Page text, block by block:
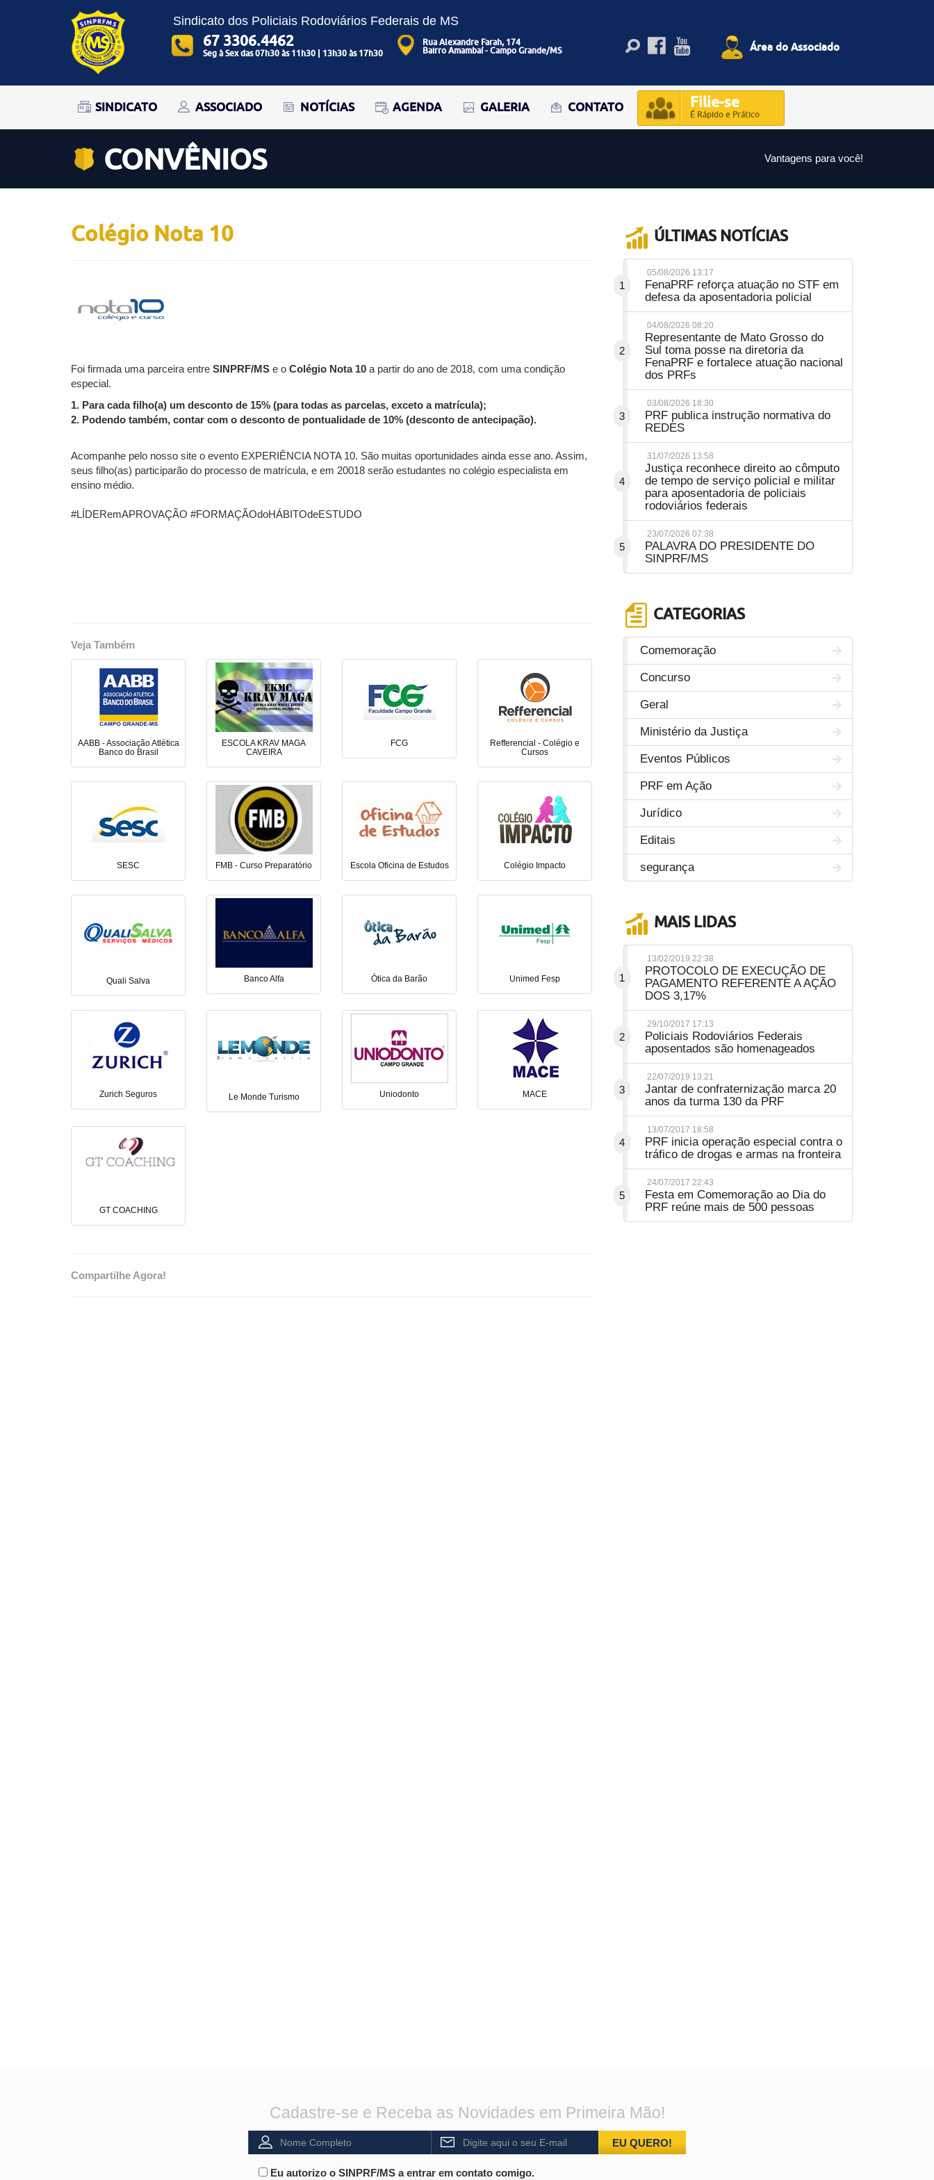
Sindicato dos Policiais Rodoviários Federais de MS
67 3306.4462
Seg à Sex das 07h30 às 11h30 | 13h30 às 17h30
Rua Alexandre Farah, 174
Bairro Amambaí - Campo Grande/MS
Área do Associado
SINDICATO ASSOCIADO NOTÍCIAS AGENDA GALERIA CONTATO Filie-se
É Rápido e Prático
CONVÊNIOS Vantagens para você!
Colégio Nota 10
Foi firmada uma parceira entre SINPRF/MS e o Colégio Nota 10 a partir do ano de 2018, com uma condição
especial.
1. Para cada filho(a) um desconto de 15% (para todas as parcelas, exceto a matrícula);
2. Podendo também, contar com o desconto de pontualidade de 10% (desconto de antecipação).
Acompanhe pelo nosso site o evento EXPERIÊNCIA NOTA 10. São muitas oportunidades ainda esse ano. Assim,
seus filho(as) participarão do processo de matrícula, e em 20018 serão estudantes no colégio especialista em
ensino médio.
#LÍDERemAPROVAÇÃO #FORMAÇÃOdoHÁBITOdeESTUDO
Veja Também
AABB - Associação Atlética
Banco do Brasil
ESCOLA KRAV MAGA
CAVEIRA
FCG
Refferencial - Colégio e
Cursos
SESC FMB - Curso Preparatório Escola Oficina de Estudos Colégio Impacto
Quali Salva Banco Alfa Ótica da Barão Unimed Fesp
Zurich Seguros Le Monde Turismo Uniodonto MACE
GT COACHING
Compartilhe Agora!
ÚLTIMAS NOTÍCIAS
1
05/08/2026 13:17
FenaPRF reforça atuação no STF em
defesa da aposentadoria policial
2
04/08/2026 08:20
Representante de Mato Grosso do
Sul toma posse na diretoria da
FenaPRF e fortalece atuação nacional
dos PRFs
3
03/08/2026 18:30
PRF publica instrução normativa do
REDES
4
31/07/2026 13:58
Justiça reconhece direito ao cômputo
de tempo de serviço policial e militar
para aposentadoria de policiais
rodoviários federais
5
23/07/2026 07:38
PALAVRA DO PRESIDENTE DO
SINPRF/MS
CATEGORIAS
Comemoração
Concurso
Geral
Ministério da Justiça
Eventos Públicos
PRF em Ação
Jurídico
Editais
segurança
MAIS LIDAS
1
13/02/2019 22:38
PROTOCOLO DE EXECUÇÃO DE
PAGAMENTO REFERENTE A AÇÃO
DOS 3,17%
2
29/10/2017 17:13
Policiais Rodoviários Federais
aposentados são homenageados
3
22/07/2019 13:21
Jantar de confraternização marca 20
anos da turma 130 da PRF
4
13/07/2017 18:58
PRF inicia operação especial contra o
tráfico de drogas e armas na fronteira
5
24/07/2017 22:43
Festa em Comemoração ao Dia do
PRF reúne mais de 500 pessoas
Cadastre-se e Receba as Novidades em Primeira Mão!
EU QUERO!
Eu autorizo o SINPRF/MS a entrar em contato comigo.